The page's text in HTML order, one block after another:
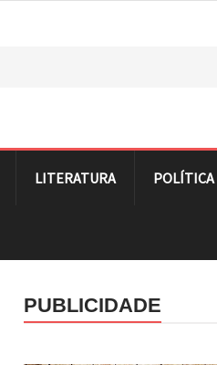
LITERATURA POLÍTICA
PUBLICIDADE